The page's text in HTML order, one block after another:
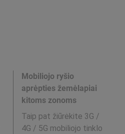
Mobiliojo ryšio
aprėpties žemėlapiai
kitoms zonoms
Taip pat žiūrėkite 3G /
4G / 5G mobiliojo tinklo